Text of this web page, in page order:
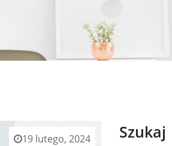
19 lutego, 2024 Szukaj